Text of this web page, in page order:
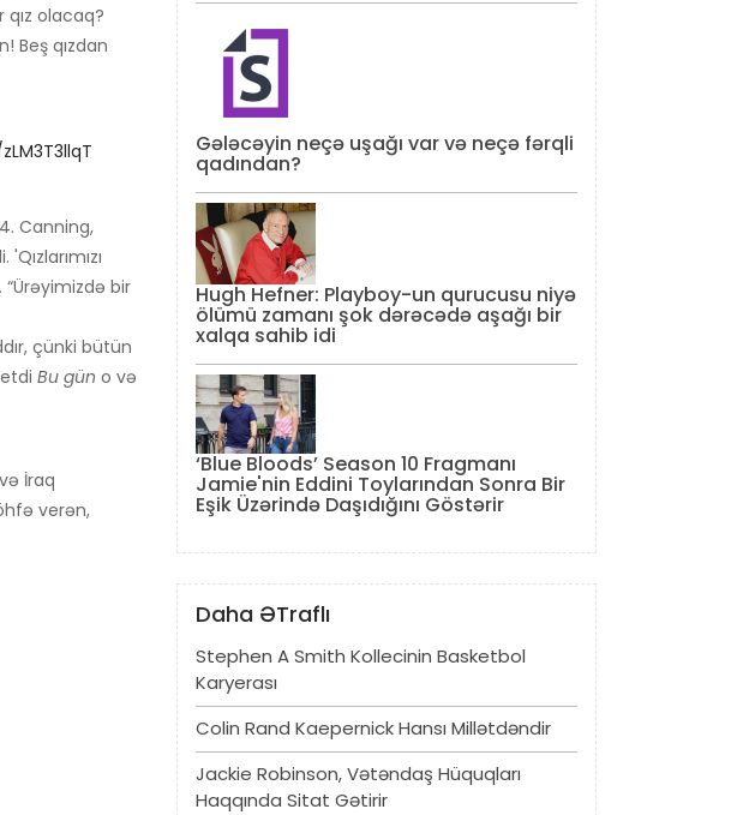
olacaq?
Beş qızdan
Canning,
. “Ürəyimizdə bir
çünki bütün
Bu gün o və
İraq
verən,
Gələcəyin neçə uşağı var və neçə fərqli
qadından?
Hugh Hefner: Playboy-un qurucusu niyə
ölümü zamanı şok dərəcədə aşağı bir
xalqa sahib idi
‘Blue Bloods’ Season 10 Fragmanı
Jamie'nin Eddini Toylarından Sonra Bir
Eşik Üzərində Daşıdığını Göstərir
Daha ƏTraflı
Stephen A Smith Kollecinin Basketbol
Karyerası
Colin Rand Kaepernick Hansı Millətdəndir
Jackie Robinson, Vətəndaş Hüquqları
Haqqında Sitat Gətirir